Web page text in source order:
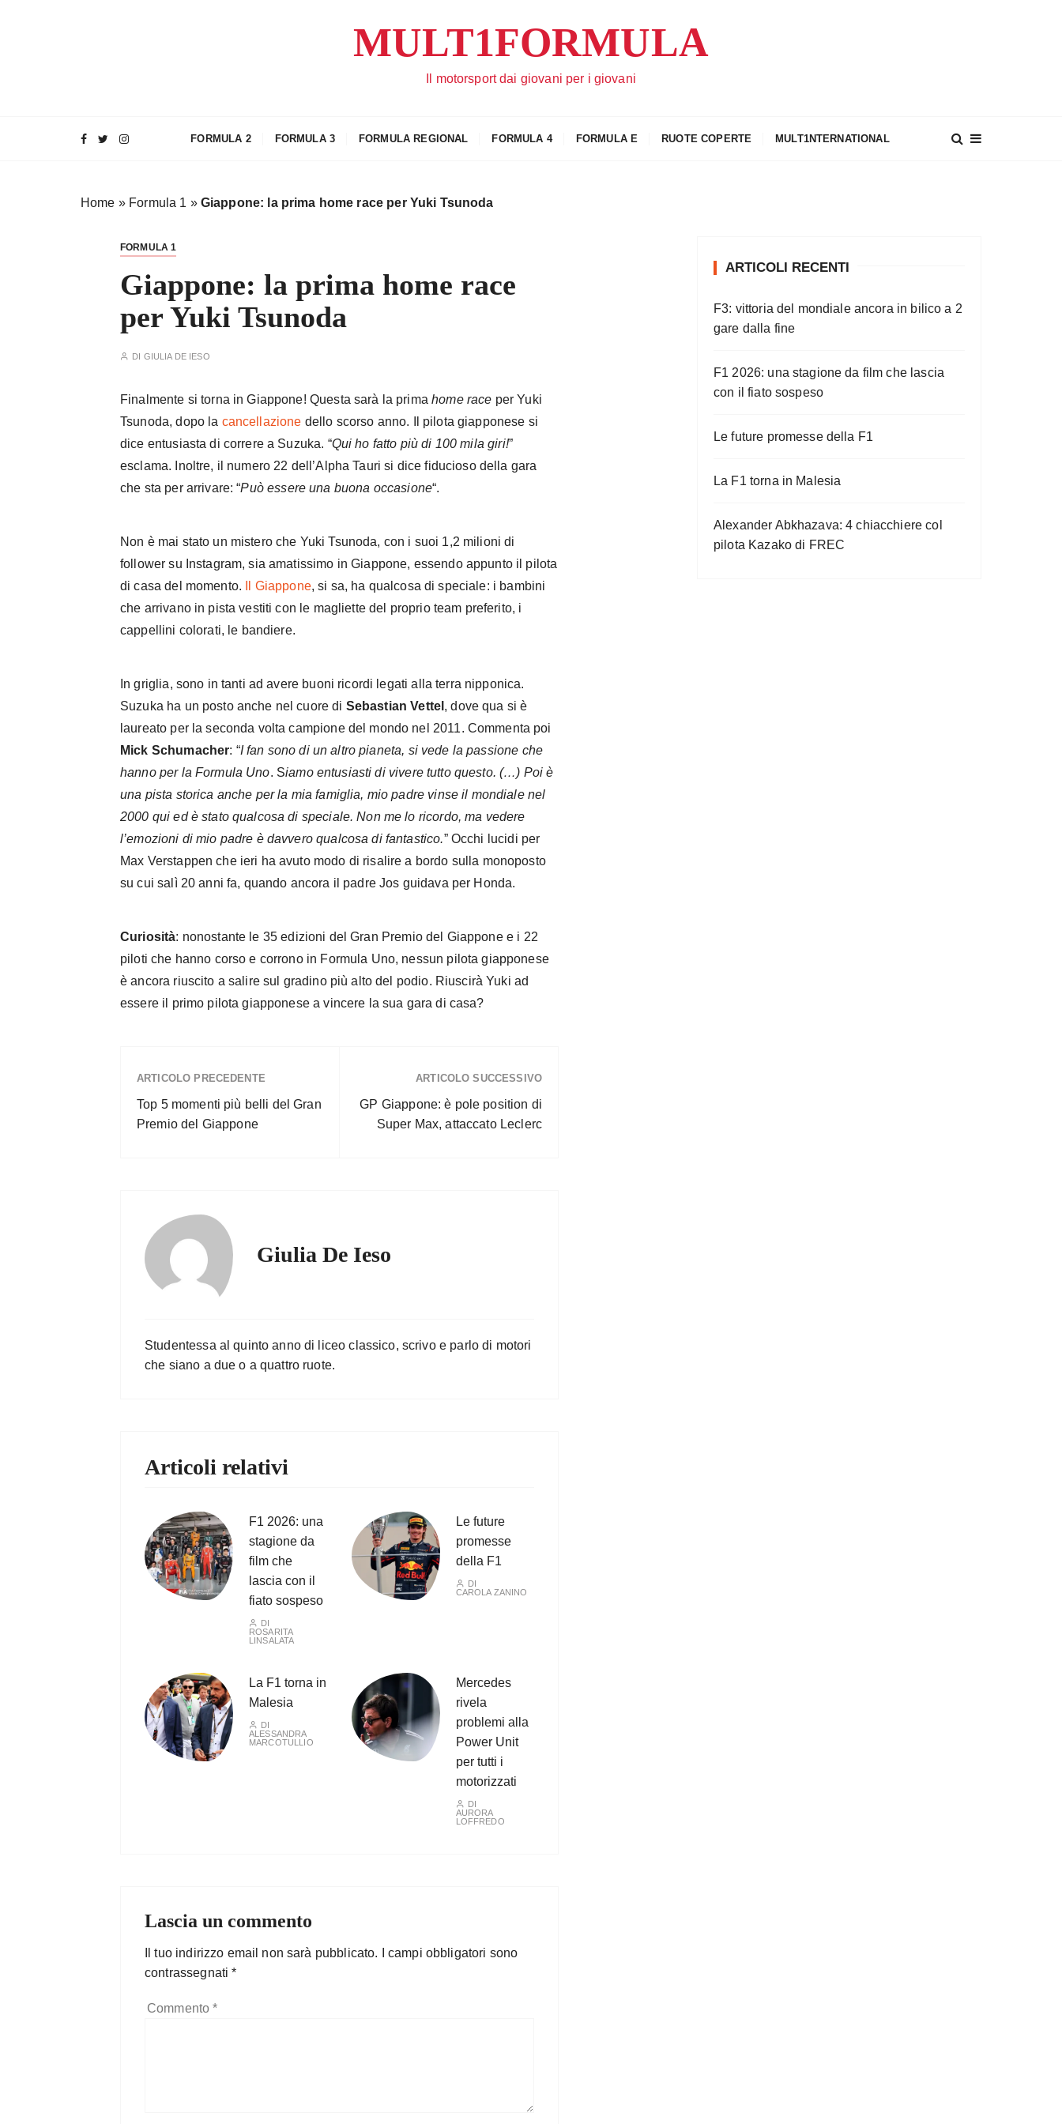
MULT1FORMULA
Il motorsport dai giovani per i giovani
FORMULA 2 FORMULA 3 FORMULA REGIONAL FORMULA 4 FORMULA E RUOTE COPERTE MULT1NTERNATIONAL
Home » Formula 1 » Giappone: la prima home race per Yuki Tsunoda
FORMULA 1
Giappone: la prima home race
per Yuki Tsunoda
DI GIULIA DE IESO
Finalmente si torna in Giappone! Questa sarà la primahome race per Yuki
Tsunoda, dopo la cancellazione dello scorso anno. Il pilota giapponese si
dice entusiasta di correre a Suzuka. “Qui ho fatto più di 100 mila giri!”
esclama. Inoltre, il numero 22 dell’Alpha Tauri si dice fiducioso della gara
che sta per arrivare: “Può essere una buona occasione“.
Non è mai stato un mistero che Yuki Tsunoda, con i suoi 1,2 milioni di
follower su Instagram, sia amatissimo in Giappone, essendo appunto il pilota
di casa del momento.
Il Giappone, si sa, ha qualcosa di speciale: i bambini
che arrivano in pista vestiti con le magliette del proprio team preferito, i
cappellini colorati, le bandiere.
In griglia, sono in tanti ad avere buoni ricordi legati alla terra nipponica.
Suzuka ha un posto anche nel cuore di Sebastian Vettel , dove qua si è
laureato per la seconda volta campione del mondo nel 2011. Commenta poi
Mick Schumacher: “I fan sono di un altro pianeta, si vede la passione che
hanno per la Formula Uno. Siamo entusiasti di vivere tutto questo. (…) Poi è
una pista storica anche per la mia famiglia, mio padre vinse il mondiale nel
2000 qui ed è stato qualcosa di speciale. Non me lo ricordo, ma vedere
l’emozioni di mio padre è davvero qualcosa di fantastico.” Occhi lucidi per
Max Verstappen che ieri ha avuto modo di risalire a bordo sulla monoposto
su cui salì 20 anni fa, quando ancora il padre Jos guidava per Honda.
Curiosità: nonostante le 35 edizioni del Gran Premio del Giappone e i 22
piloti che hanno corso e corrono in Formula Uno, nessun pilota giapponese
è ancora riuscito a salire sul gradino più alto del podio. Riuscirà Yuki ad
essere il primo pilota giapponese a vincere la sua gara di casa?
ARTICOLO PRECEDENTE
Top 5 momenti più belli del Gran
Premio del Giappone
ARTICOLO SUCCESSIVO
GP Giappone: è pole position di
Super Max, attaccato Leclerc
Giulia De Ieso
Studentessa al quinto anno di liceo classico, scrivo e parlo di motori
che siano a due o a quattro ruote.
Articoli relativi
F1 2026: una
stagione da
film che
lascia con il
fiato sospeso
DI
ROSARITA
LINSALATA
Le future
promesse
della F1
DI
CAROLA ZANINO
La F1 torna in
Malesia
DI
ALESSANDRA
MARCOTULLIO
Mercedes
rivela
problemi alla
Power Unit
per tutti i
motorizzati
DI
AURORA
LOFFREDO
Lascia un commento
Il tuo indirizzo email non sarà pubblicato.
I campi obbligatori sono
contrassegnati*
Commento*
ARTICOLI RECENTI
F3: vittoria del mondiale ancora in bilico a 2
gare dalla fine
F1 2026: una stagione da film che lascia
con il fiato sospeso
Le future promesse della F1
La F1 torna in Malesia
Alexander Abkhazava: 4 chiacchiere col
pilota Kazako di FREC